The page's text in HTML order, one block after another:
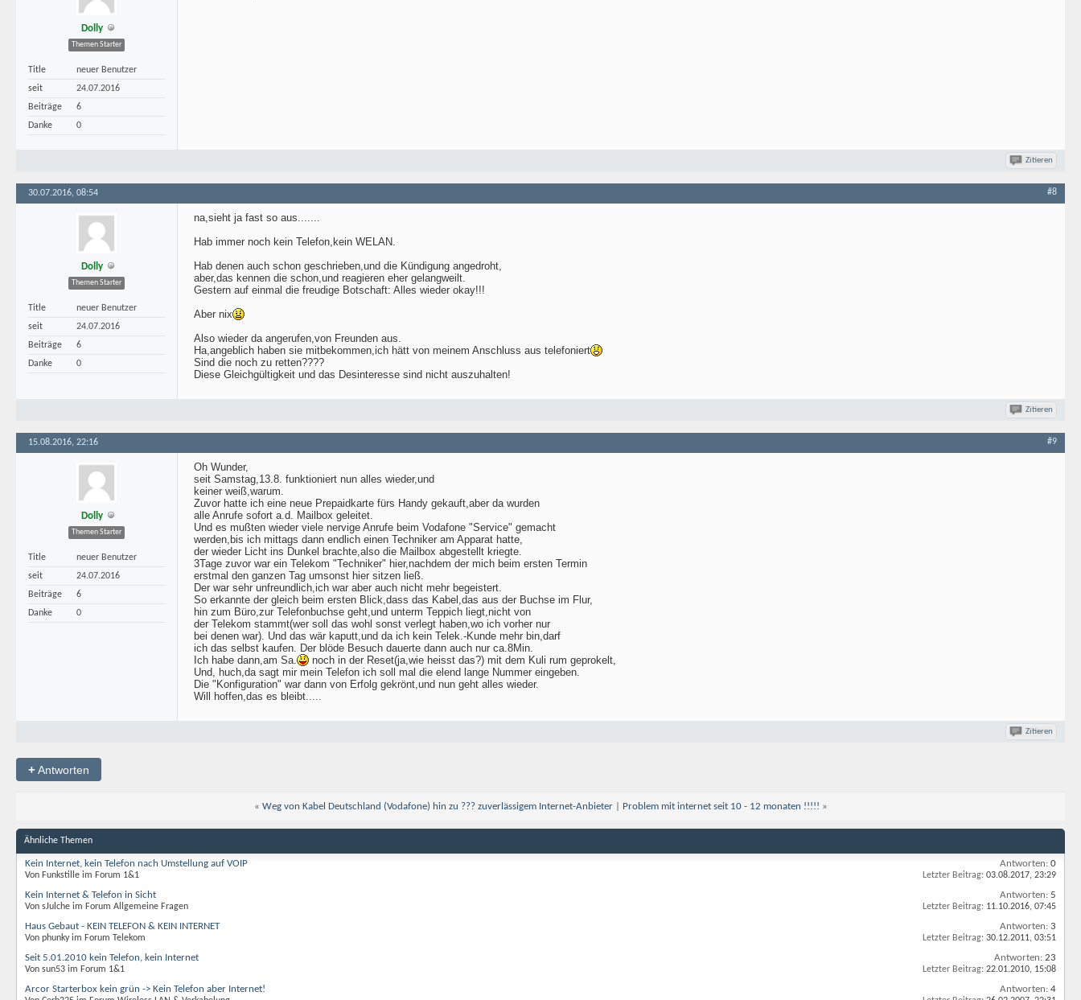
Dolly
Themen Starter
Title
neuer Benutzer
seit
24.07.2016
Beiträge
6
Danke
0
Zitieren
30.07.2016, 08:54 #8
Dolly
Themen Starter
Title
neuer Benutzer
seit
24.07.2016
Beiträge
6
Danke
0
na,sieht ja fast so aus.......
Hab immer noch kein Telefon,kein WELAN.
Hab denen auch schon geschrieben,und die Kündigung angedroht,
aber,das kennen die schon,und reagieren eher gelangweilt.
Gestern auf einmal die freudige Botschaft: Alles wieder okay!!!
Aber nix
Also wieder da angerufen,von Freunden aus.
Ha,angeblich haben sie mitbekommen,ich hätt von meinem Anschluss aus telefoniert
Sind die noch zu retten????
Diese Gleichgültigkeit und das Desinteresse sind nicht auszuhalten!
Zitieren
15.08.2016, 22:16 #9
Dolly
Themen Starter
Title
neuer Benutzer
seit
24.07.2016
Beiträge
6
Danke
0
Oh Wunder,
seit Samstag,13.8. funktioniert nun alles wieder,und
keiner weiß,warum.
Zuvor hatte ich eine neue Prepaidkarte fürs Handy gekauft,aber da wurden
alle Anrufe sofort a.d. Mailbox geleitet.
Und es mußten wieder viele nervige Anrufe beim Vodafone "Service" gemacht
werden,bis ich mittags dann endlich einen Techniker am Apparat hatte,
der wieder Licht ins Dunkel brachte,also die Mailbox abgestellt kriegte.
3Tage zuvor war ein Telekom "Techniker" hier,nachdem der mich beim ersten Termin
erstmal den ganzen Tag umsonst hier sitzen ließ.
Der war sehr unfreundlich,ich war aber auch nicht mehr begeistert.
So erkannte der gleich beim ersten Blick,dass das Kabel,das aus der Buchse im Flur,
hin zum Büro,zur Telefonbuchse geht,und unterm Teppich liegt,nicht von
der Telekom stammt(wer soll das wohl sonst verlegt haben,wo ich vorher nur
bei denen war). Und das wär kaputt,und da ich kein Telek.-Kunde mehr bin,darf
ich das selbst kaufen. Der blöde Besuch dauerte dann auch nur ca.8Min.
Ich habe dann,am Sa.
noch in der Reset(ja,wie heisst das?) mit dem Kuli rum geprokelt,
Und, huch,da sagt mir mein Telefon ich soll mal die elend lange Nummer eingeben.
Die "Konfiguration" war dann von Erfolg gekrönt,und nun geht alles wieder.
Will hoffen,das es bleibt.....
Zitieren
+Antworten
« Weg von Kabel Deutschland (Vodafone) hin zu ??? zuverlässigem Internet-Anbieter| Problem mit internet seit 10 - 12 monaten !!!!! »
Ähnliche Themen
Kein Internet, kein Telefon nach Umstellung auf VOIP
Von Funkstille im Forum 1&1
Antworten: 0
Letzter Beitrag: 03.08.2017, 23:29
Kein Internet & Telefon in Sicht
Von sJulche im Forum Allgemeine Fragen
Antworten: 5
Letzter Beitrag: 11.10.2016, 07:45
Haus Gebaut - KEIN TELEFON & KEIN INTERNET
Von phunky im Forum Telekom
Antworten: 3
Letzter Beitrag: 30.12.2011, 03:51
Seit 5.01.2010 kein Telefon, kein Internet
Von sun53 im Forum 1&1
Antworten: 23
Letzter Beitrag: 22.01.2010, 15:08
Arcor Starterbox kein grün -> Kein Telefon aber Internet! Antworten: 4